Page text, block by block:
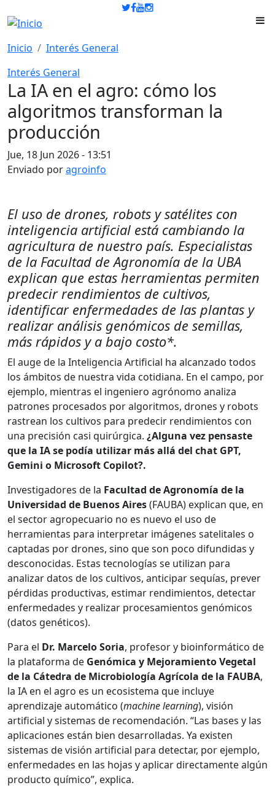
Pasar al contenido principal
Inicio
Interés General
Interés General
La IA en el agro: cómo los
algoritmos transforman la
producción
Jue, 18 Jun 2026 - 13:51
Enviado poragroinfo
El uso de drones, robots y satélites con
inteligencia artificial está cambiando la
agricultura de nuestro país. Especialistas
de la Facultad de Agronomía de la UBA
explican que estas herramientas permiten
predecir rendimientos de cultivos,
identificar enfermedades de las plantas y
realizar análisis genómicos de semillas,
más rápidos y a bajo costo*.
El auge de la Inteligencia Artificial ha alcanzado todos
los ámbitos de nuestra vida cotidiana. En el campo, por
ejemplo, mientras el ingeniero agrónomo analiza
patrones procesados por algoritmos, drones y robots
rastrean los cultivos para predecir rendimientos con
una precisión casi quirúrgica. ¿Alguna vez pensaste
que la IA se podía utilizar más allá del chat GPT,
Gemini o Microsoft Copilot?.
Investigadores de la Facultad de Agronomía de la
Universidad de Buenos Aires(FAUBA) explican que, en
el sector agropecuario no es nuevo el uso de
herramientas para interpretar imágenes satelitales o
captadas por drones, sino que son poco difundidas y
desconocidas. Estas tecnologías se utilizan para
analizar datos de los cultivos, anticipar sequías, prever
pérdidas productivas, estimar rendimientos, detectar
enfermedades y realizar procesamientos genómicos
(datos genéticos).
Para el Dr. Marcelo Soria, profesor y bioinformático de
la plataforma de Genómica y Mejoramiento Vegetal
de la Cátedra de Microbiología Agrícola de la FAUBA,
la IA en el agro es un ecosistema que incluye
aprendizaje automático (machine learning), visión
artificial y sistemas de recomendación. “Las bases y las
aplicaciones están bien desarrolladas. Ya existen
sistemas de visión artificial para detectar, por ejemplo,
enfermedades en las hojas y aplicar directamente algún
producto químico”, explica.